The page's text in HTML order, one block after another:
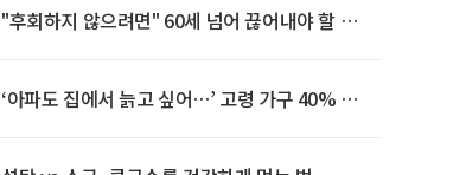
"후회하지 않으려면" 60세 넘어 끊어내야 할 사
‘아파도 집에서 늙고 싶어…’ 고령 가구 40% 노